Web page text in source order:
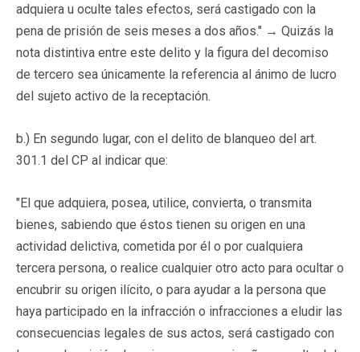
adquiera u oculte tales efectos, será castigado con la
pena de prisión de seis meses a dos años." → Quizás la
nota distintiva entre este delito y la figura del decomiso
de tercero sea únicamente la referencia al ánimo de lucro
del sujeto activo de la receptación.
b.) En segundo lugar, con el delito de blanqueo del art.
301.1 del CP al indicar que:
"El que adquiera, posea, utilice, convierta, o transmita
bienes, sabiendo que éstos tienen su origen en una
actividad delictiva, cometida por él o por cualquiera
tercera persona, o realice cualquier otro acto para ocultar o
encubrir su origen ilícito, o para ayudar a la persona que
haya participado en la infracción o infracciones a eludir las
consecuencias legales de sus actos, será castigado con